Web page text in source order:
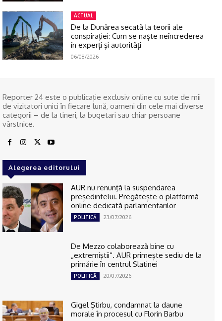
ACTUAL
De la Dunărea secată la teorii ale
conspirației: Cum se naște neîncrederea
în experți și autorități
06/08/2026
Reporter 24 este o publicaţie exclusiv online cu sute de mii
de vizitatori unici în fiecare lună, oameni din cele mai diverse
categorii – de la tineri, la bugetari sau chiar persoane
vârstnice.
Alegerea editorului
AUR nu renunţă la suspendarea
președintelui. Pregătește o platformă
online dedicată parlamentarilor
POLITICĂ 23/07/2026
De Mezzo colaborează bine cu
„extremiştii“. AUR primește sediu de la
primărie în centrul Slatinei
POLITICĂ 20/07/2026
Gigel Știrbu, condamnat la daune
morale în procesul cu Florin Barbu